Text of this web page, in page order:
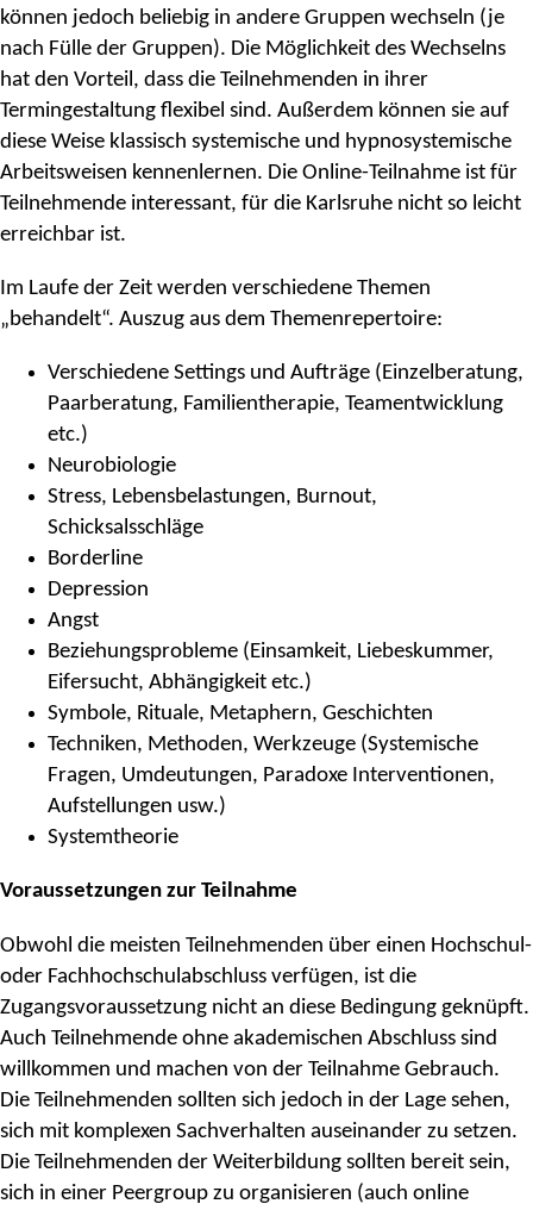
können jedoch beliebig in andere Gruppen wechseln (je
nach Fülle der Gruppen). Die Möglichkeit des Wechselns
hat den Vorteil, dass die Teilnehmenden in ihrer
Termingestaltung flexibel sind. Außerdem können sie auf
diese Weise klassisch systemische und hypnosystemische
Arbeitsweisen kennenlernen. Die Online-Teilnahme ist für
Teilnehmende interessant, für die Karlsruhe nicht so leicht
erreichbar ist.
Im Laufe der Zeit werden verschiedene Themen
„behandelt“. Auszug aus dem Themenrepertoire:
Verschiedene Settings und Aufträge (Einzelberatung,
Paarberatung, Familientherapie, Teamentwicklung
etc.)
Neurobiologie
Stress, Lebensbelastungen, Burnout,
Schicksalsschläge
Borderline
Depression
Angst
Beziehungsprobleme (Einsamkeit, Liebeskummer,
Eifersucht, Abhängigkeit etc.)
Symbole, Rituale, Metaphern, Geschichten
Techniken, Methoden, Werkzeuge (Systemische
Fragen, Umdeutungen, Paradoxe Interventionen,
Aufstellungen usw.)
Systemtheorie
Voraussetzungen zur Teilnahme
Obwohl die meisten Teilnehmenden über einen Hochschul-
oder Fachhochschulabschluss verfügen, ist die
Zugangsvoraussetzung nicht an diese Bedingung geknüpft.
Auch Teilnehmende ohne akademischen Abschluss sind
willkommen und machen von der Teilnahme Gebrauch.
Die Teilnehmenden sollten sich jedoch in der Lage sehen,
sich mit komplexen Sachverhalten auseinander zu setzen.
Die Teilnehmenden der Weiterbildung sollten bereit sein,
sich in einer Peergroup zu organisieren (auch online